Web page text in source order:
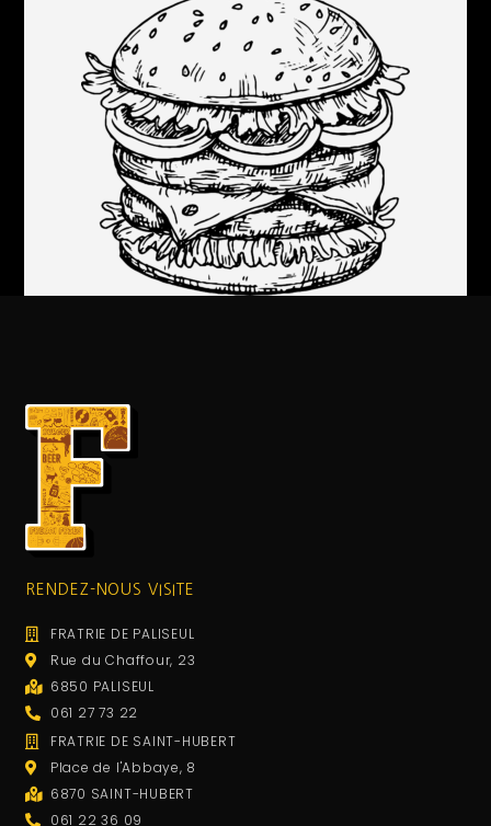
RENDEZ-NOUS VISITE
FRATRIE DE PALISEUL
Rue du Chaffour, 23
6850 PALISEUL
061 27 73 22
FRATRIE DE SAINT-HUBERT
Place de l'Abbaye, 8
6870 SAINT-HUBERT
061 22 36 09